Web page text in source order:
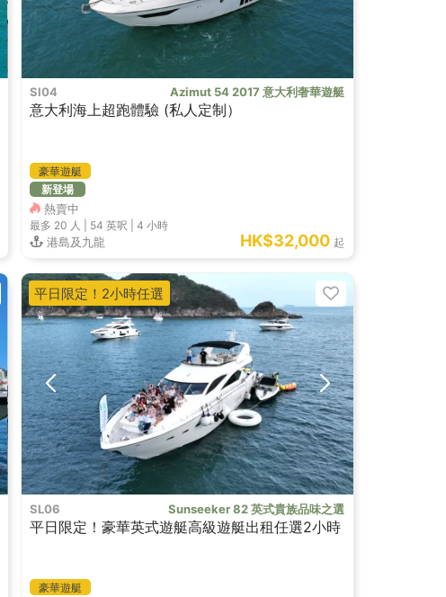
SI04 Azimut 54 2017 意大利奢華遊艇
意大利海上超跑體驗 (私人定制）
豪華遊艇
新登場
熱賣中
最多 20 人 | 54 英呎 |4 小時
港島及九龍 HK$32,000 起
SL06 Sunseeker 82 英式貴族品味之選
平日限定！豪華英式遊艇高級遊艇出租任選2小時
豪華遊艇
平日限定！2小時任選